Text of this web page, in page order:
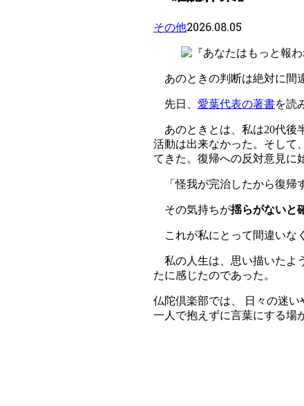
その他2026.08.05
あのときの判断は絶対に間
先日、 愛葉代表の著書を読
あのときとは、私は20代後
活動は出来なかった。そして
てきた。復帰への反対意見に
「怪我が完治したから復帰
その気持ちが揺らがないと
これが私にとって間違いな
私の人生は、思い描いたよ
たに感じたのであった。
仏陀倶楽部では、 日々の迷い
一人で抱えずに言葉にする場